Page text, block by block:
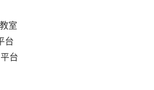
室
台
台